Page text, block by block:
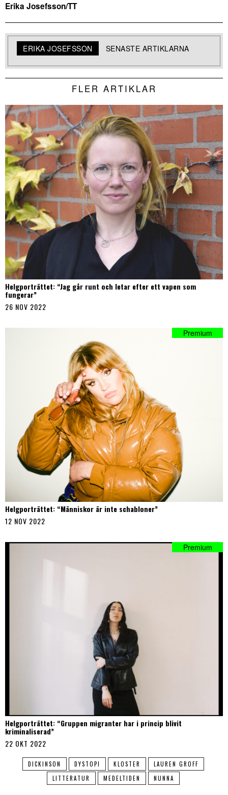
Erika Josefsson/TT
ERIKA JOSEFSSON SENASTE ARTIKLARNA
FLER ARTIKLAR
Helgporträttet: “Jag går runt och letar efter ett vapen som
fungerar”
26 NOV 2022
Helgporträttet: “Människor är inte schabloner”
12 NOV 2022
Helgporträttet: “Gruppen migranter har i princip blivit
kriminaliserad”
22 OKT 2022
DICKINSON DYSTOPI KLOSTER
LAUREN GROFF
LITTERATUR
MEDELTIDEN NUNNA